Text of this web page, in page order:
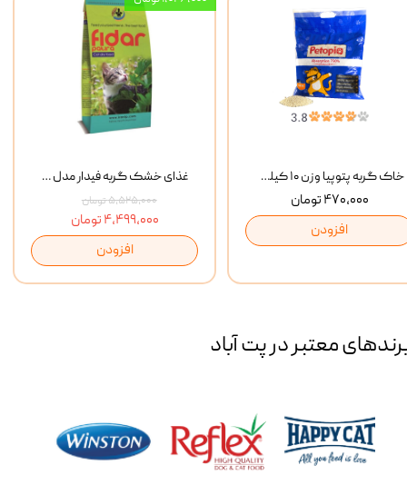
غذای خشک گربه فیدار مدل Adult وزن 10 کیلوگرم
۵,۵۲۵,۰۰۰ تومان
۴,۴۹۹,۰۰۰ تومان
افزودن
خاک گربه پتوپیا وزن ۱۰ کیلوگرم
۴۷۰,۰۰۰ تومان
افزودن
معتبر در پت آباد